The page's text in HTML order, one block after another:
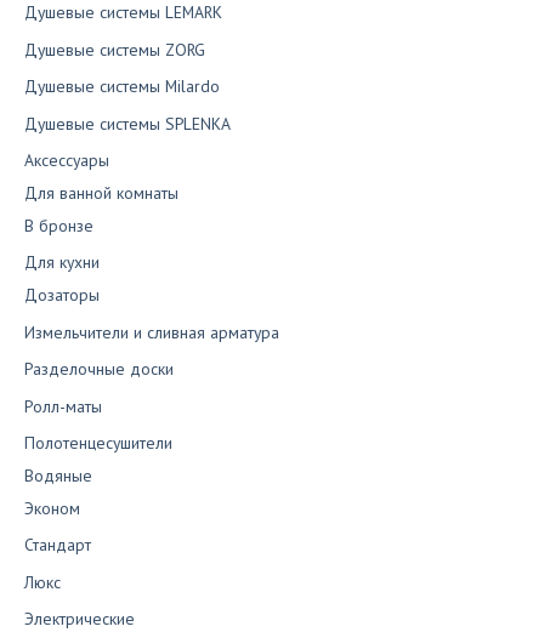
Душевые системы LEMARK
Душевые системы ZORG
Душевые системы Milardo
Душевые системы SPLENKA
Аксессуары
Для ванной комнаты
В бронзе
Для кухни
Дозаторы
Измельчители и сливная арматура
Разделочные доски
Ролл-маты
Полотенцесушители
Водяные
Эконом
Стандарт
Люкс
Электрические